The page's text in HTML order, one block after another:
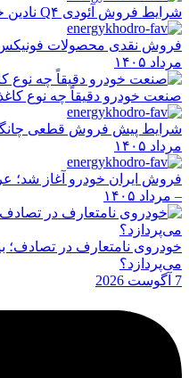
شرایط فروش آئودی Q۴ نادین خودرو اعلام شد – مرداد ۱۴۰۵
مرداد ۱۴۰۵
صنعت خودرو دقیقاً چه نوع
مرداد ۱۴۰۵
– مرداد ۱۴۰۵
خودروی نامتعارف در تصادف؛
می‌پردازد؟
7 آگوست 2026